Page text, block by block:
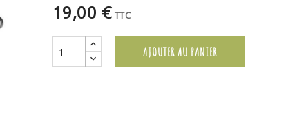
19,00 € TTC
AJOUTER AU PANIER